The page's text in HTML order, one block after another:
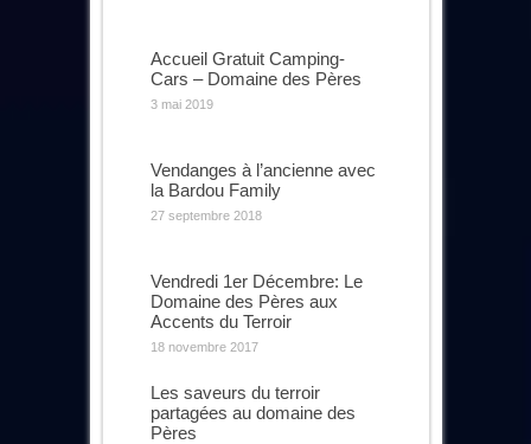
Accueil Gratuit Camping-
Cars – Domaine des Pères
3 mai 2019
Vendanges à l’ancienne avec
la Bardou Family
27 septembre 2018
Vendredi 1er Décembre: Le
Domaine des Pères aux
Accents du Terroir
18 novembre 2017
Les saveurs du terroir
partagées au domaine des
Pères